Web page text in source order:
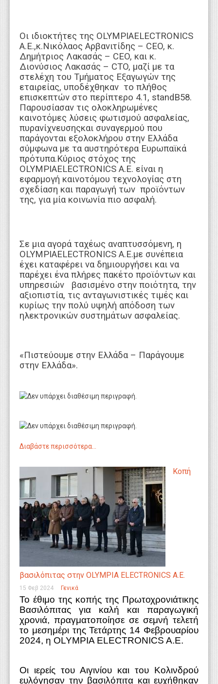
Οι ιδιοκτήτες της OLYMPIAELECTRONICS
A.E.,κ.Νικόλαος Αρβανιτίδης – CEO, κ.
Δημήτριος Λακασάς – CEO, και κ.
Διονύσιος Λακασάς – CTO, μαζί με τα
στελέχη του Τμήματος Εξαγωγών της
εταιρείας, υποδέχθηκαν το πλήθος
επισκεπτών στο περίπτερο 4.1, standΒ58.
Παρουσίασαν τις ολοκληρωμένες
καινοτόμες λύσεις φωτισμού ασφαλείας,
πυρανίχνευσηςκαι συναγερμού που
παράγονται εξολοκλήρου στην Ελλάδα
σύμφωνα με τα αυστηρότερα Ευρωπαϊκά
πρότυπα.Κύριος στόχος της
OLYMPIAELECTRONICS A.E. είναι η
εφαρμογή καινοτόμου τεχνολογίας στη
σχεδίαση και παραγωγή των προϊόντων
της, για μία κοινωνία πιο ασφαλή.
Σε μια αγορά ταχέως αναπτυσσόμενη, η
OLYMPIAELECTRONICS A.E.με συνέπεια
έχει καταφέρει να δημιουργήσει και να
παρέχει ένα πλήρες πακέτο προϊόντων και
υπηρεσιών βασισμένο στην ποιότητα, την
αξιοπιστία, τις ανταγωνιστικές τιμές και
κυρίως την πολύ υψηλή απόδοση των
ηλεκτρονικών συστημάτων ασφαλείας.
«Πιστεύουμε στην Ελλάδα – Παράγουμε
στην Ελλάδα».
Διαβάστε περισσότερα...
Κοπή
βασιλόπιτας στην OLYMPIA ELECTRONICS A.E.
15 Φεβ 2024 Γενικά
Το έθιμο της κοπής της Πρωτοχρονιάτικης
Βασιλόπιτας για καλή και παραγωγική
χρονιά, πραγματοποίησε σε σεμνή τελετή
το μεσημέρι της Τετάρτης 14 Φεβρουαρίου
2024, η OLYMPIA ELECTRONICS A.E.
Oι ιερείς του Αιγινίου και του Κολινδρού
ευλόγησαν την βασιλόπιτα και ευχήθηκαν